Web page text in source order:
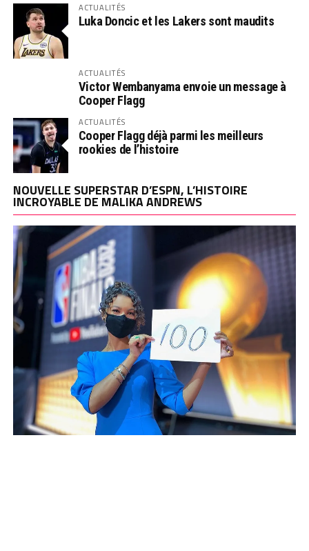
ACTUALITÉS
Luka Doncic et les Lakers sont maudits
ACTUALITÉS
Victor Wembanyama envoie un message à
Cooper Flagg
ACTUALITÉS
Cooper Flagg déjà parmi les meilleurs
rookies de l’histoire
NOUVELLE SUPERSTAR D’ESPN, L’HISTOIRE
INCROYABLE DE MALIKA ANDREWS